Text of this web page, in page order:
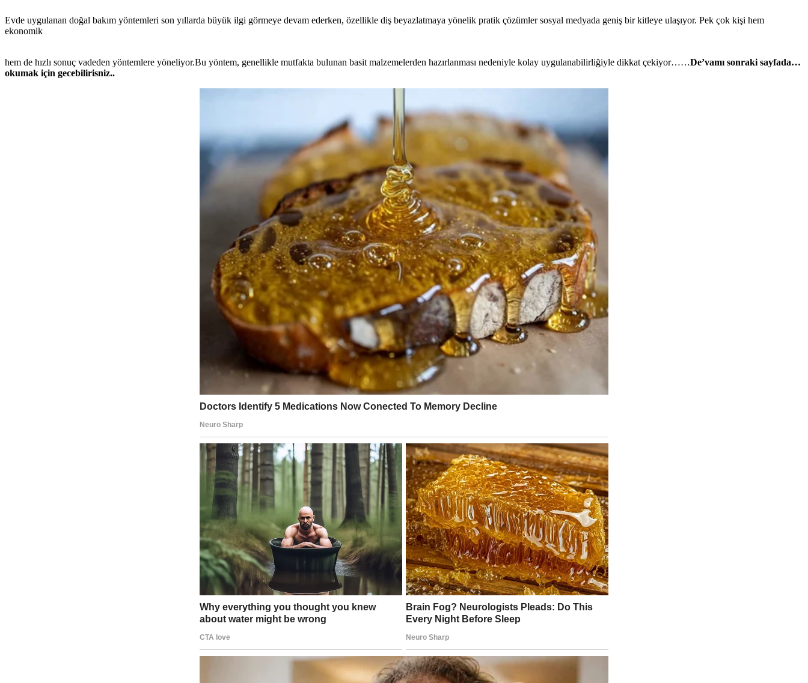
Evde uygulanan doğal bakım yöntemleri son yıllarda büyük ilgi görmeye devam ederken, özellikle diş beyazlatmaya yönelik pratik çözümler sosyal medyada geniş bir kitleye ulaşıyor. Pek çok kişi hem
ekonomik
hem de hızlı sonuç vadeden yöntemlere yöneliyor.Bu yöntem, genellikle mutfakta bulunan basit malzemelerden hazırlanması nedeniyle kolay uygulanabilirliğiyle dikkat çekiyor……De’vamı sonraki sayfada…
okumak için gecebilirisniz..